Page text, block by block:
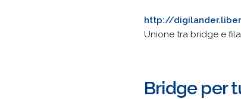
http://
Unione tra bridge e
Bridge per